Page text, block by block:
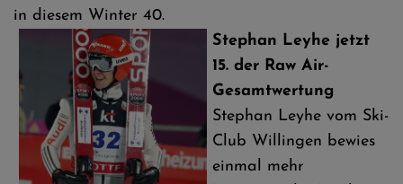
in diesem Winter 40.
Stephan Leyhe jetzt
15. der Raw Air-
Gesamtwertung
Stephan Leyhe vom Ski-
Club Willingen bewies
einmal mehr